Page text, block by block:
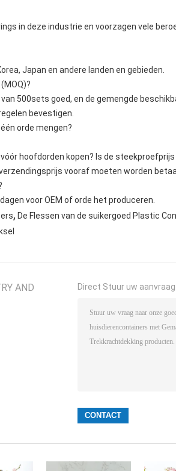
in deze industrie en voorzagen vele
Japan en andere landen en gebieden.
500sets goed, en de gemengde
bevestigen.
orde mengen?
hoofdorden kopen? Is de
vooraf moeten worden
voor OEM of orde het produceren.
, De Flessen van de suikergoed Plastic
AND
Direct Stuur uw